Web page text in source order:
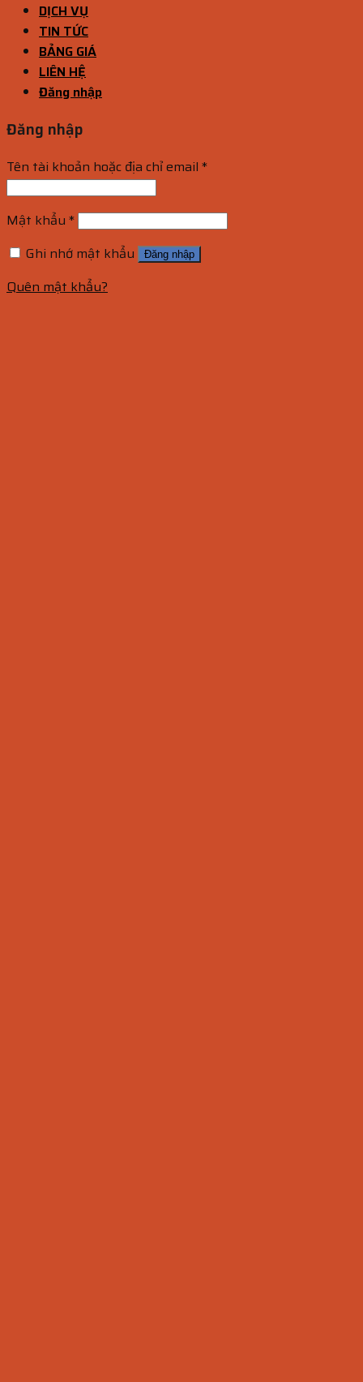
DỊCH VỤ
TIN TỨC
BẢNG GIÁ
LIÊN HỆ
Đăng nhập
Đăng nhập
Tên tài khoản hoặc địa chỉ email *
Mật khẩu *
Ghi nhớ mật khẩu
Đăng nhập
Quên mật khẩu?